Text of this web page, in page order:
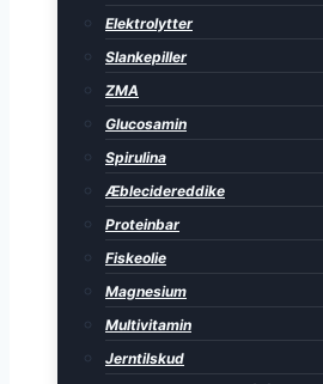
Elektrolytter
Slankepiller
ZMA
Glucosamin
Spirulina
Æblecidereddike
Proteinbar
Fiskeolie
Magnesium
Multivitamin
Jerntilskud